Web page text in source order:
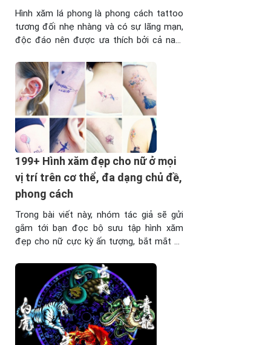
Hình xăm lá phong là phong cách tattoo
tương đối nhẹ nhàng và có sự lãng mạn,
độc đáo nên được ưa thích bởi cả nam
phổ biến, tuy nhiên ngày càng có nhiều
bạn trẻ ưa thích hoa văn, họa tiết này.
Tham khảo ngay ...
199+ Hình xăm đẹp cho nữ ở mọi
vị trí trên cơ thể, đa dạng chủ đề,
phong cách
Trong bài viết này, nhóm tác giả sẽ gửi
gắm tới bạn đọc bộ sưu tập hình xăm
đẹp cho nữ cực kỳ ấn tượng, bắt mắt và
hữu những hình xăm trên cơ thể là điều
không còn quá lạ lẫm, đặc biệt là ...